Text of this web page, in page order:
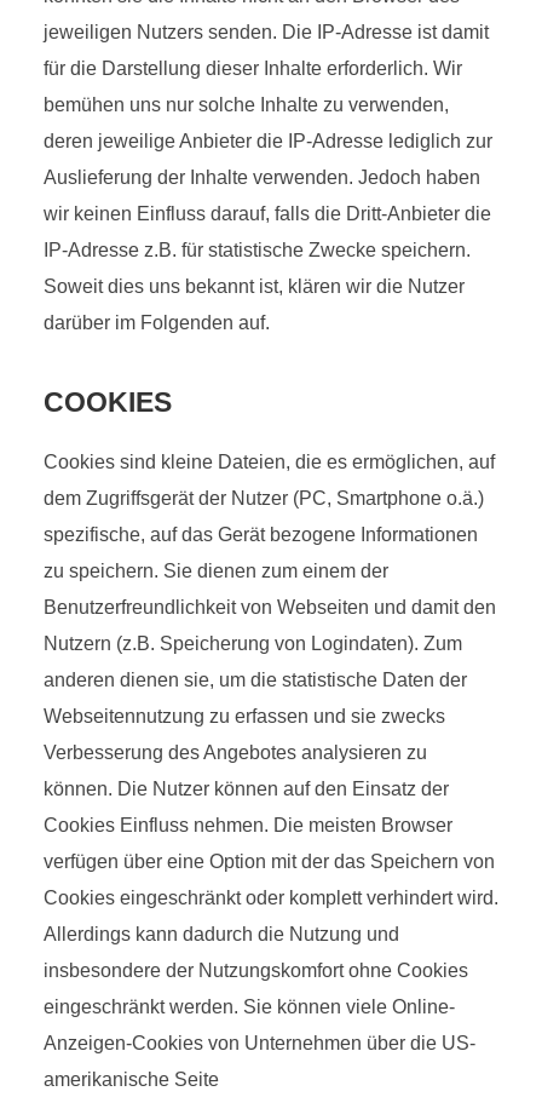
jeweiligen Nutzers senden. Die IP-Adresse ist damit
für die Darstellung dieser Inhalte erforderlich. Wir
bemühen uns nur solche Inhalte zu verwenden,
deren jeweilige Anbieter die IP-Adresse lediglich zur
Auslieferung der Inhalte verwenden. Jedoch haben
wir keinen Einfluss darauf, falls die Dritt-Anbieter die
IP-Adresse z.B. für statistische Zwecke speichern.
Soweit dies uns bekannt ist, klären wir die Nutzer
darüber im Folgenden auf.
COOKIES
Cookies sind kleine Dateien, die es ermöglichen, auf
dem Zugriffsgerät der Nutzer (PC, Smartphone o.ä.)
spezifische, auf das Gerät bezogene Informationen
zu speichern. Sie dienen zum einem der
Benutzerfreundlichkeit von Webseiten und damit den
Nutzern (z.B. Speicherung von Logindaten). Zum
anderen dienen sie, um die statistische Daten der
Webseitennutzung zu erfassen und sie zwecks
Verbesserung des Angebotes analysieren zu
können. Die Nutzer können auf den Einsatz der
Cookies Einfluss nehmen. Die meisten Browser
verfügen über eine Option mit der das Speichern von
Cookies eingeschränkt oder komplett verhindert wird.
Allerdings kann dadurch die Nutzung und
insbesondere der Nutzungskomfort ohne Cookies
eingeschränkt werden. Sie können viele Online-
Anzeigen-Cookies von Unternehmen über die US-
amerikanische Seite